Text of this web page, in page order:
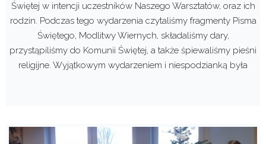
Świętej w intencji uczestników Naszego Warsztatów, oraz ich
rodzin. Podczas tego wydarzenia czytaliśmy fragmenty Pisma
Świętego, Modlitwy Wiernych, składaliśmy dary,
przystąpiliśmy do Komunii Świętej, a także śpiewaliśmy pieśni
religijne. Wyjątkowym wydarzeniem i niespodzianką była